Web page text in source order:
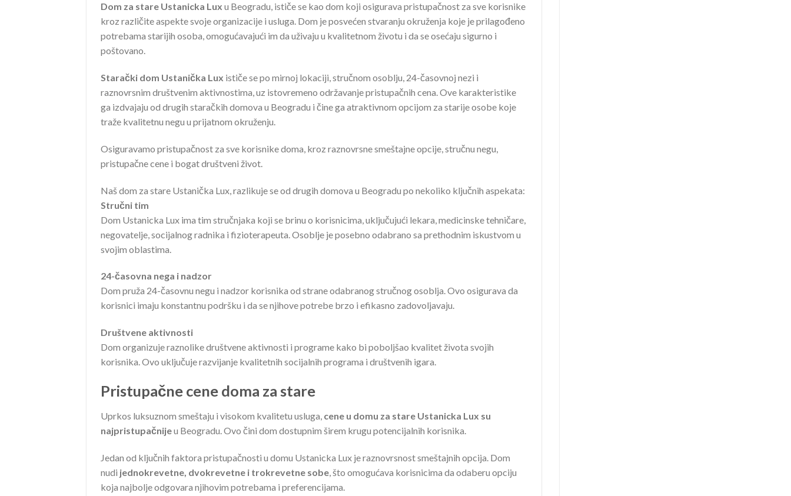
Dom za stare Ustanicka Lux u Beogradu, ističe se kao dom koji osigurava pristupačnost za sve korisnike
kroz različite aspekte svoje organizacije i usluga. Dom je posvećen stvaranju okruženja koje je prilagođeno
potrebama starijih osoba, omogućavajući im da uživaju u kvalitetnom životu i da se osećaju sigurno i
poštovano.
Starački dom Ustanička Lux ističe se po mirnoj lokaciji, stručnom osoblju, 24-časovnoj nezi i
raznovrsnim društvenim aktivnostima, uz istovremeno održavanje pristupačnih cena. Ove karakteristike
ga izdvajaju od drugih staračkih domova u Beogradu i čine ga atraktivnom opcijom za starije osobe koje
traže kvalitetnu negu u prijatnom okruženju.
Osiguravamo pristupačnost za sve korisnike doma, kroz raznovrsne smeštajne opcije, stručnu negu,
pristupačne cene i bogat društveni život.
Naš dom za stare Ustanička Lux, razlikuje se od drugih domova u Beogradu po nekoliko ključnih aspekata:
Stručni tim
Dom Ustanicka Lux ima tim stručnjaka koji se brinu o korisnicima, uključujući lekara, medicinske tehničare,
negovatelje, socijalnog radnika i fizioterapeuta. Osoblje je posebno odabrano sa prethodnim iskustvom u
svojim oblastima.
24-časovna nega i nadzor
Dom pruža 24-časovnu negu i nadzor korisnika od strane odabranog stručnog osoblja. Ovo osigurava da
korisnici imaju konstantnu podršku i da se njihove potrebe brzo i efikasno zadovoljavaju.
Društvene aktivnosti
Dom organizuje raznolike društvene aktivnosti i programe kako bi poboljšao kvalitet života svojih
korisnika. Ovo uključuje razvijanje kvalitetnih socijalnih programa i društvenih igara.
Pristupačne cene doma za stare
Uprkos luksuznom smeštaju i visokom kvalitetu usluga, cene u domu za stare Ustanicka Lux su
najpristupačnijeu Beogradu. Ovo čini dom dostupnim širem krugu potencijalnih korisnika.
Jedan od ključnih faktora pristupačnosti u domu Ustanicka Lux je raznovrsnost smeštajnih opcija. Dom
nudi jednokrevetne, dvokrevetne i trokrevetne sobe , što omogućava korisnicima da odaberu opciju
koja najbolje odgovara njihovim potrebama i preferencijama.